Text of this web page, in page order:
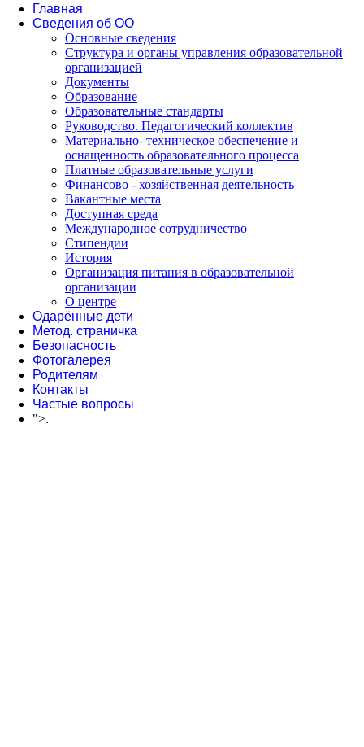
Главная
Сведения об ОО
Основные сведения
Структура и органы управления образовательной
организацией
Документы
Образование
Образовательные стандарты
Руководство. Педагогический коллектив
Материально- техническое обеспечение и
оснащенность образовательного процесса
Платные образовательные услуги
Финансово - хозяйственная деятельность
Вакантные места
Доступная среда
Международное сотрудничество
Стипендии
История
Организация питания в образовательной
организации
О центре
Одарённые дети
Метод. страничка
Безопасность
Фотогалерея
Родителям
Контакты
Частые вопросы
">.